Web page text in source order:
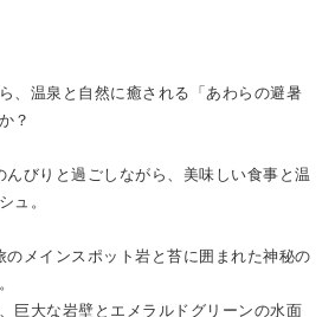
、温泉と自然に癒される「あわらの避暑
？
んびりと過ごしながら、美味しい食事と温
ュ。
のメインスポット岩と苔に囲まれた神秘の
巨大な岩壁とエメラルドグリーンの水面